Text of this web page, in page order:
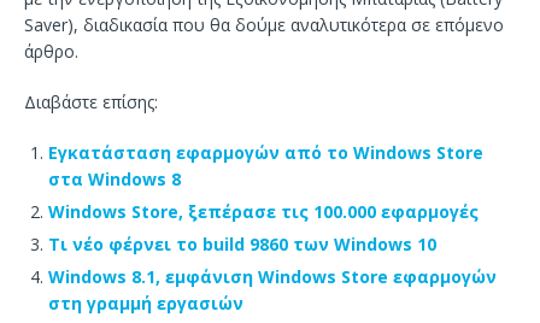
Saver), διαδικασία που θα δούμε αναλυτικότερα σε επόμενο
άρθρο.
Διαβάστε επίσης:
Εγκατάσταση εφαρμογών από το Windows Store
στα Windows 8
Windows Store, ξεπέρασε τις 100.000 εφαρμογές
Τι νέο φέρνει το build 9860 των Windows 10
Windows 8.1, εμφάνιση Windows Store εφαρμογών
στη γραμμή εργασιών